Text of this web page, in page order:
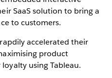
SaaS solution to bring a
to customers.
accelerated their
product
using Tableau.